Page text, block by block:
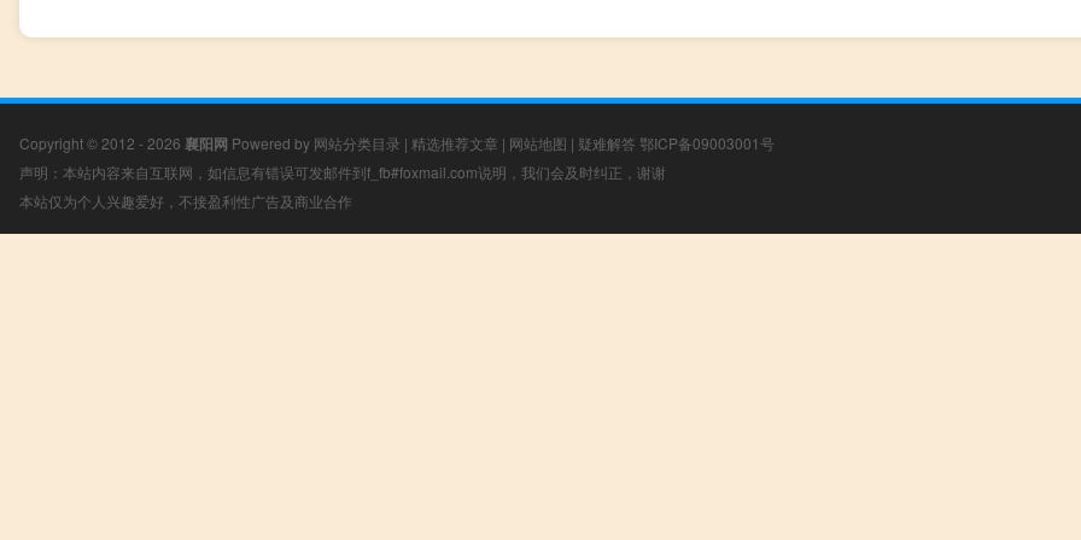
Copyright © 2012 - 2026 襄阳网 Powered by 网站分类目录 | 精选推荐文章 | 网站地图 | 疑难解答 鄂ICP备09003001号
声明：本站内容来自互联网，如信息有错误可发邮件到f_fb#foxmail.com说明，我们会及时纠正，谢谢
本站仅为个人兴趣爱好，不接盈利性广告及商业合作